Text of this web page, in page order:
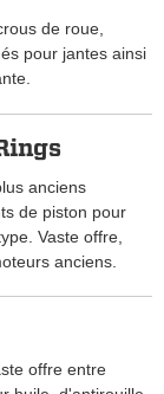
de roue,
pour jantes ainsi
anciens
de piston pour
Vaste offre,
anciens.
offre entre